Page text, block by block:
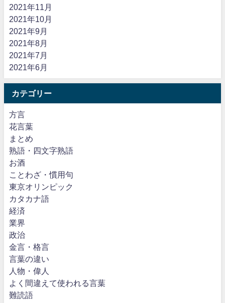
2021年11月
2021年10月
2021年9月
2021年8月
2021年7月
2021年6月
カテゴリー
方言
花言葉
まとめ
熟語・四文字熟語
お酒
ことわざ・慣用句
東京オリンピック
カタカナ語
経済
業界
政治
金言・格言
言葉の違い
人物・偉人
よく間違えて使われる言葉
難読語